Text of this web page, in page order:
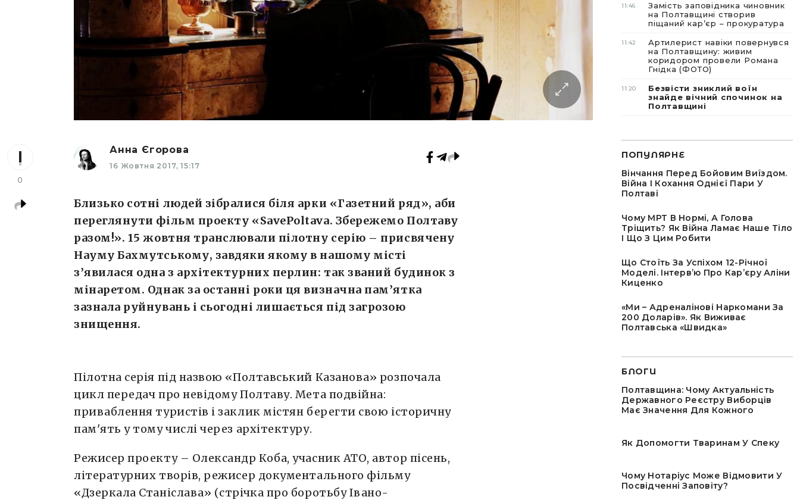
0
Анна Єгорова
16 Жовтня 2017, 15:17
Близько сотні людей зібралися біля арки «Газетний ряд», аби
переглянути фільм проекту «SavePoltava. Збережемо Полтаву
разом!». 15 жовтня транслювали пілотну серію – присвячену
Науму Бахмутському, завдяки якому в нашому місті
з’явилася одна з архітектурних перлин: так званий будинок з
мінаретом. Однак за останні роки ця визначна пам’ятка
зазнала руйнувань і сьогодні лишається під загрозою
знищення.
Пілотна серія під назвою «Полтавський Казанова» розпочала
цикл передач про невідому Полтаву. Мета подвійна:
приваблення туристів і заклик містян берегти свою історичну
пам'ять у тому числі через архітектуру.
Режисер проекту – Олександр Коба, учасник АТО, автор пісень,
літературних творів, режисер документального фільму
«Дзеркала Станіслава» (стрічка про боротьбу Івано-
11:46
Замість заповідника чиновник
на Полтавщині створив
піщаний карʼєр – прокуратура
11:42
Артилерист навіки повернувся
на Полтавщину: живим
коридором провели Романа
Гнідка (ФОТО)
11:20
Безвісти зниклий воїн
знайде вічний спочинок на
Полтавщині
ПОПУЛЯРНЕ
Вінчання Перед Бойовим Виїздом.
Війна І Кохання Однієї Пари У
Полтаві
Чому МРТ В Нормі, А Голова
Тріщить? Як Війна Ламає Наше Тіло
І Що З Цим Робити
Що Стоїть За Успіхом 12-Річної
Моделі. Інтервʼю Про Карʼєру Аліни
Киценко
«Ми – Адреналінові Наркомани За
200 Доларів». Як Виживає
Полтавська «швидка»
БЛОГИ
Полтавщина: Чому Актуальність
Державного Реєстру Виборців
Має Значення Для Кожного
Як Допомогти Тваринам У Спеку
Чому Нотаріус Може Відмовити У
Посвідченні Заповіту?